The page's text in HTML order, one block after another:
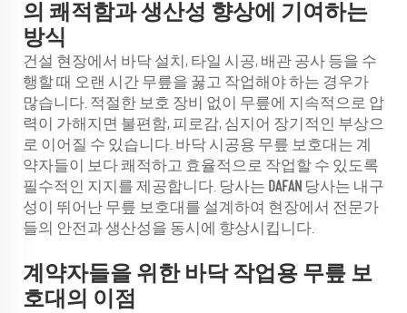
의 쾌적함과 생산성 향상에 기여하는
방식
건설 현장에서 바닥 설치, 타일 시공, 배관 공사 등을 수
행할 때 오랜 시간 무릎을 꿇고 작업해야 하는 경우가
많습니다. 적절한 보호 장비 없이 무릎에 지속적으로 압
력이 가해지면 불편함, 피로감, 심지어 장기적인 부상으
로 이어질 수 있습니다. 바닥 시공용 무릎 보호대는 계
약자들이 보다 쾌적하고 효율적으로 작업할 수 있도록
필수적인 지지를 제공합니다. 당사는 DAFAN 당사는 내구
성이 뛰어난 무릎 보호대를 설계하여 현장에서 전문가
들의 안전과 생산성을 동시에 향상시킵니다.
계약자들을 위한 바닥 작업용 무릎 보
호대의 이점